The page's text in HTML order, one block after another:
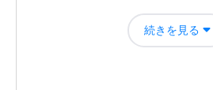
なかなか退院出来そうにありません
施設を利用するにはすこし、日にち
らも介護相談員に相談
続きを見る